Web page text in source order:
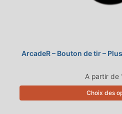
ArcadeR – Bouton de tir –
A partir de
Choix des